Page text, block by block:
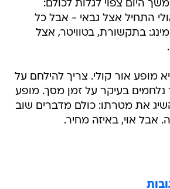
היום צפוי לגלות לכולם:
התחיל אצל גבאי - אבל כל
בתקשורת, בטוויטר, אצל
מופע אור קולי. צריך להילחם על
בעיקר על זמן מסך. מופע
את מטרתו: כולם מדברים שוב
אבל אוי, באיזה מחיר.